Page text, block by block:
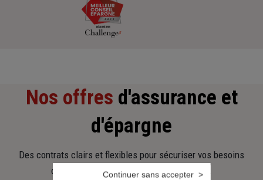
Nos offres d'assurance et
d'épargne
Des contrats clairs et flexibles pour sécuriser vos besoins
d’aujourd’hui et anticiper ceux de demain.
Continuer sans accepter